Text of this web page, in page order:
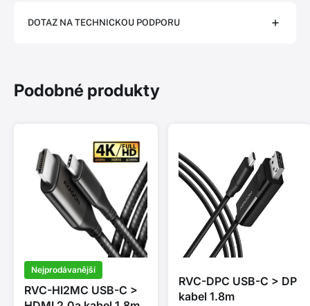
DOTAZ NA TECHNICKOU PODPORU
Podobné produkty
Nejprodávanější
RVC-HI2MC USB-C >
RVC-DPC USB-C > DP
kabel 1.8m